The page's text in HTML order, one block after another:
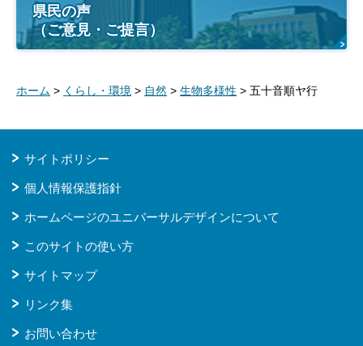
県民の声
（ご意見・ご提言）
ホーム > くらし・環境 > 自然 > 生物多様性 > 五十音順ヤ行
サイトポリシー
個人情報保護指針
ホームページのユニバーサルデザインについて
このサイトの使い方
サイトマップ
リンク集
お問い合わせ